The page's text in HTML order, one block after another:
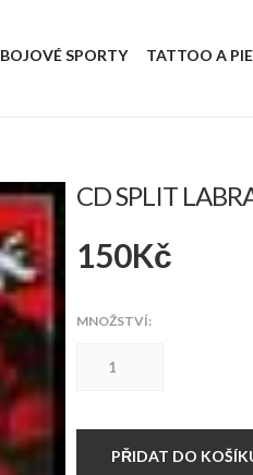
BOJOVÉ SPORTY TATTOO A
CD SPLIT
150Kč
MNOŽSTVÍ:
Climax
množstvíPŘIDAT DO